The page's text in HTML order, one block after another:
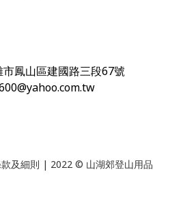
鳳山區建國路三段67號
及細則 | 2022 © 山湖郊登山用品